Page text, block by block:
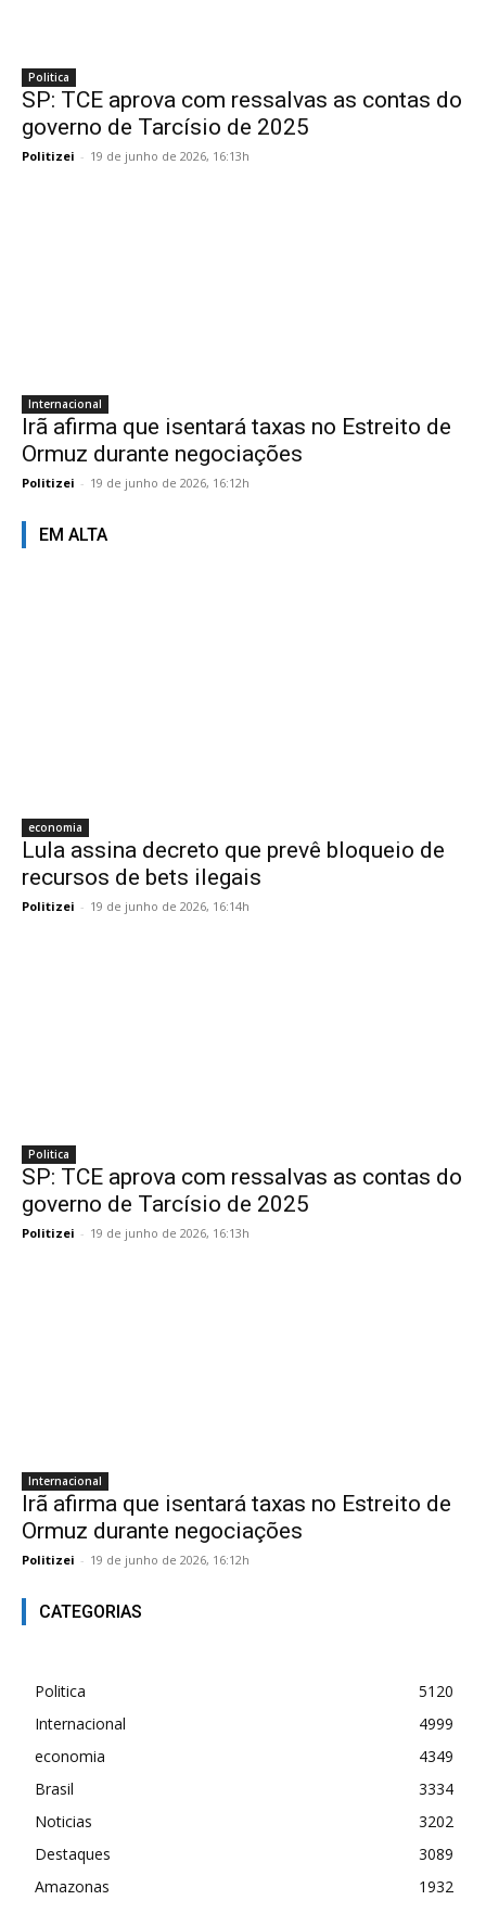
Politica
SP: TCE aprova com ressalvas as contas do
governo de Tarcísio de 2025
Politizei - 19 de junho de 2026, 16:13h
Internacional
Irã afirma que isentará taxas no Estreito de
Ormuz durante negociações
Politizei - 19 de junho de 2026, 16:12h
EM ALTA
economia
Lula assina decreto que prevê bloqueio de
recursos de bets ilegais
Politizei - 19 de junho de 2026, 16:14h
Politica
SP: TCE aprova com ressalvas as contas do
governo de Tarcísio de 2025
Politizei - 19 de junho de 2026, 16:13h
Internacional
Irã afirma que isentará taxas no Estreito de
Ormuz durante negociações
Politizei - 19 de junho de 2026, 16:12h
CATEGORIAS
Politica
5120
Internacional
4999
economia
4349
Brasil
3334
Noticias
3202
Destaques
3089
Amazonas
1932